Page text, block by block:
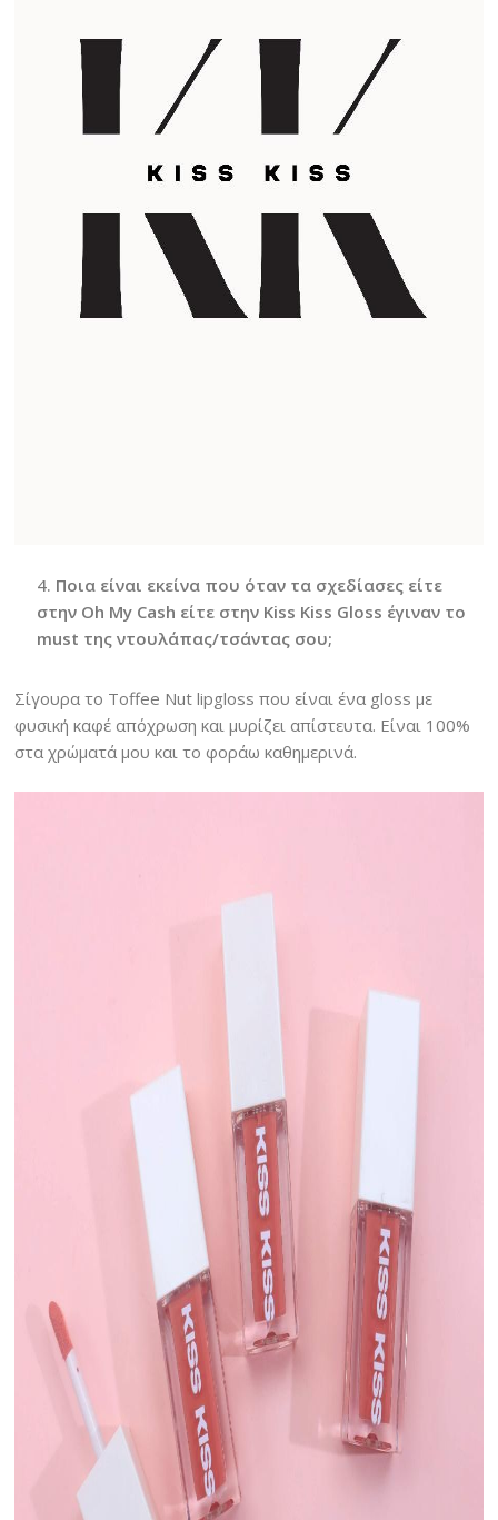
Ποια είναι εκείνα που όταν τα σχεδίασες είτε
στην Oh My Cash είτε στην Kiss Kiss Gloss έγιναν το
must της ντουλάπας/τσάντας σου;
Σίγουρα το Toffee Nut lipgloss που είναι ένα gloss με
φυσική καφέ απόχρωση και μυρίζει απίστευτα. Είναι 100%
στα χρώματά μου και το φοράω καθημερινά.